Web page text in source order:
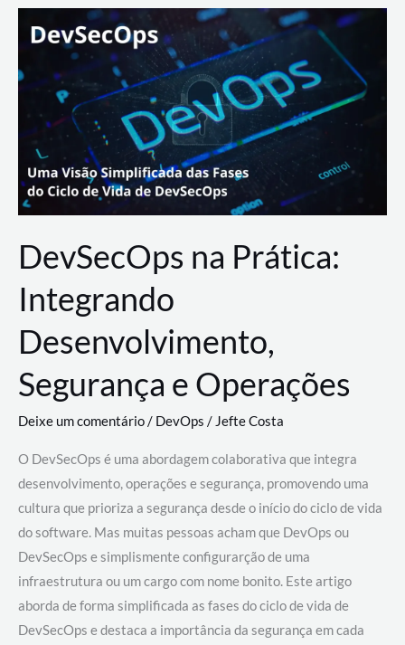
Lance
Rural
DevSecOps na Prática:
Integrando
Desenvolvimento,
Segurança e Operações
Deixe um comentário/ DevOps /Jefte Costa
O DevSecOps é uma abordagem colaborativa que integra
desenvolvimento, operações e segurança, promovendo uma
cultura que prioriza a segurança desde o início do ciclo de vida
do software. Mas muitas pessoas acham que DevOps ou
DevSecOps e simplismente configurarção de uma
infraestrutura ou um cargo com nome bonito. Este artigo
aborda de forma simplificada as fases do ciclo de vida de
DevSecOps e destaca a importância da segurança em cada